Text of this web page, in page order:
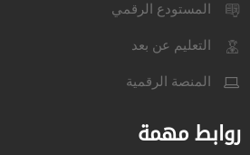
المستودع الرقمي
التعليم عن بعد
المنصة الرقمية
روابط مهمة